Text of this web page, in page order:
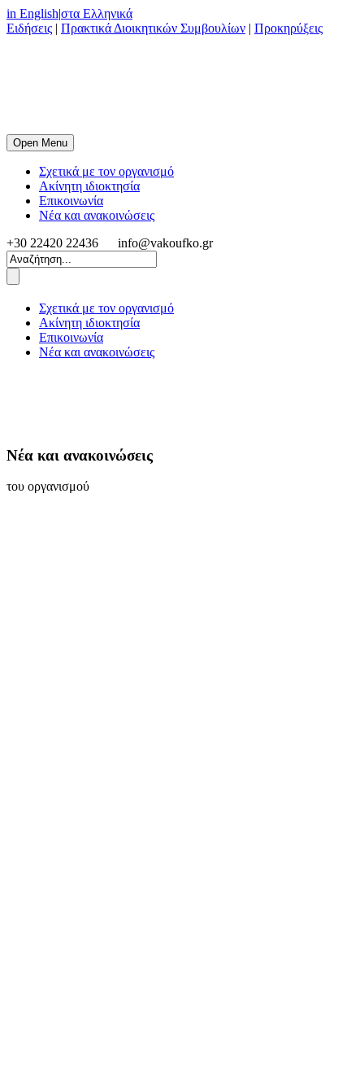
in English|στα Ελληνικά
Ειδήσεις | Πρακτικά Διοικητικών Συμβουλίων | Προκηρύξεις
Open Menu
Σχετικά με τον οργανισμό
Ακίνητη ιδιοκτησία
Επικοινωνία
Νέα και ανακοινώσεις
+30 22420 22436
info@vakoufko.gr
Σχετικά με τον οργανισμό
Ακίνητη ιδιοκτησία
Επικοινωνία
Νέα και ανακοινώσεις
Νέα και ανακοινώσεις
του οργανισμού